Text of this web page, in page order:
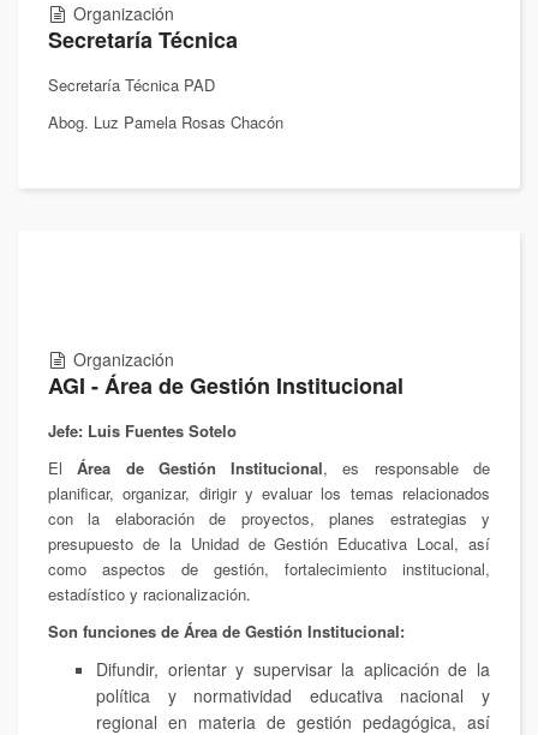
Organización
Secretaría Técnica
Secretaría Técnica PAD
Abog. Luz Pamela Rosas Chacón
Organización
AGI - Área de Gestión Institucional
Jefe: Luis Fuentes Sotelo
ElÁrea de Gestión Institucional, es responsable de
planificar, organizar, dirigir y evaluar los temas relacionados
con la elaboración de proyectos, planes estrategias y
presupuesto de la Unidad de Gestión Educativa Local, así
como aspectos de gestión, fortalecimiento institucional,
estadístico y racionalización.
Son funciones de Área de Gestión Institucional:
Difundir, orientar y supervisar la aplicación de la
política y normatividad educativa nacional y
regional en materia de gestión pedagógica, así